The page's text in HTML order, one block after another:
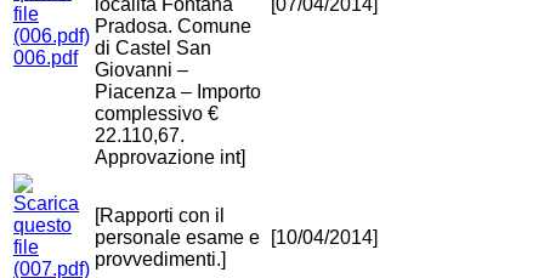
006.pdf
Pradosa. Comune
di Castel San
Giovanni –
Piacenza – Importo
complessivo €
22.110,67.
Approvazione int]
[Rapporti con il
personale esame e
provvedimenti.]
[10/04/2014]